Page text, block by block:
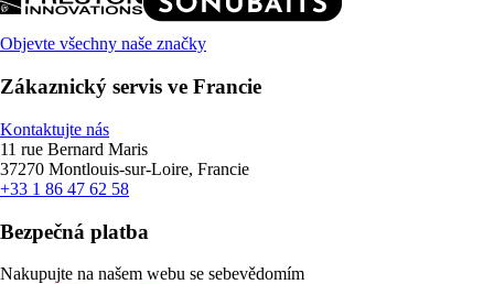
Objevte všechny naše značky
Zákaznický servis ve Francie
Kontaktujte nás
11 rue Bernard Maris
37270 Montlouis-sur-Loire, Francie
+33 1 86 47 62 58
Bezpečná platba
Nakupujte na našem webu se sebevědomím